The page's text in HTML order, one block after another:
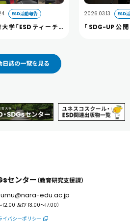
ESD活動報告
学「ESDティーチャ
2026.03.13 ESD
「SDG-UP公
日誌の一覧を見る
センター（教育研究支援課）
edu.ac.jp
及び 13:00～17:00）
イバシーポリシー